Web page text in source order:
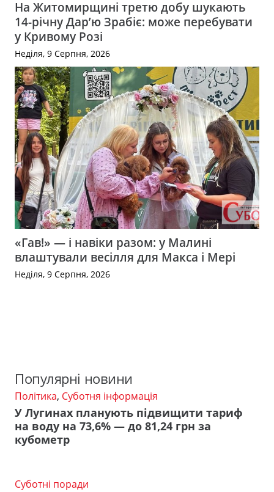
На Житомирщині третю добу шукають
14-річну Дар’ю Зрабіє: може перебувати
у Кривому Розі
Неділя, 9 Серпня, 2026
«Гав!» — і навіки разом: у Малині
влаштували весілля для Макса і Мері
Неділя, 9 Серпня, 2026
Популярні новини
Політика, Суботня інформація
У Лугинах планують підвищити тариф
на воду на 73,6% — до 81,24 грн за
кубометр
Суботні поради